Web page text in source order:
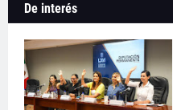
De interés